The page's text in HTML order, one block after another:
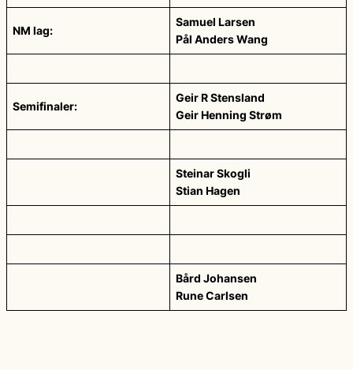
NM lag:
Samuel Larsen
Pål Anders Wang
Semifinaler:
Geir R Stensland
Geir Henning Strøm
Steinar Skogli
Stian Hagen
Bård Johansen
Rune Carlsen